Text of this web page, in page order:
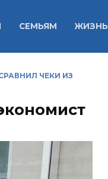
СЕМЬЯМ ЖИЗНЬ
ЧЕКИ ИЗ